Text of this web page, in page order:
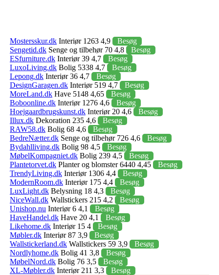
Mostersskur.dk Interiør 1263 4,9
Besøg
Sengetid.dk Senge og tilbehør 70 4,8
Besøg
ESfurniture.dk Interiør 39 4,7
Besøg
LuxoLiving.dk Bolig 5338 4,7
Besøg
Lepong.dk Interiør 36 4,7
Besøg
DesignGaragen.dk Interiør 519 4,7
Besøg
MoreLand.dk Have 5148 4,65
Besøg
Boboonline.dk Interiør 1276 4,6
Besøg
Hoejgaardbrugskunst.dk Interiør 20 4,6
Besøg
Illux.dk Dekoration 235 4,6
Besøg
RAW58.dk Bolig 68 4,6
Besøg
BedreNætter.dk Senge og tilbehør 726 4,6
Besøg
Bydahlliving.dk Bolig 98 4,5
Besøg
MøbelKompagniet.dk Bolig 239 4,5
Besøg
Plantetorvet.dk Planter og blomster 6440 4,45
Besøg
TrendyLiving.dk Interiør 1306 4,4
Besøg
ModernRoom.dk Interiør 175 4,4
Besøg
LuxLight.dk Belysning 18 4,3
Besøg
NiceWall.dk Wallstickers 215 4,2
Besøg
Unishop.nu Interiør 6 4,1
Besøg
HaveHandel.dk Have 20 4,1
Besøg
Likehome.dk Interiør 15 4
Besøg
Møbler.dk Interiør 87 3,9
Besøg
Wallstickerland.dk Wallstickers 59 3,9
Besøg
Nordlyhome.dk Bolig 41 3,8
Besøg
MøbelNord.dk Bolig 76 3,5
Besøg
XL-Møbler.dk Interiør 211 3,3
Besøg